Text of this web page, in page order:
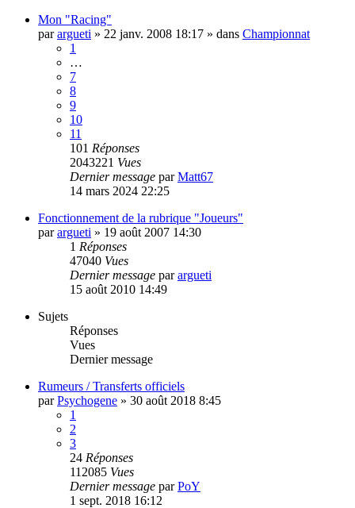
Mon "Racing"
parargueti » 22 janv. 2008 18:17 » dans Championnat
1
…
7
8
9
10
11
101 Réponses
2043221 Vues
Dernier message parMatt67
14 mars 2024 22:25
Fonctionnement de la rubrique "Joueurs"
parargueti » 19 août 2007 14:30
1 Réponses
47040 Vues
Dernier message parargueti
15 août 2010 14:49
Sujets
Réponses
Vues
Dernier message
Rumeurs / Transferts officiels
parPsychogene » 30 août 2018 8:45
1
2
3
24 Réponses
112085 Vues
Dernier message parPoY
1 sept. 2018 16:12